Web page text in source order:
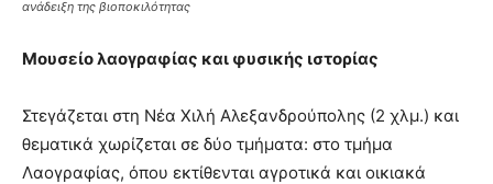
ανάδειξη της βιοποκιλότητας
Μουσείο λαογραφίας και φυσικής ιστορίας
Στεγάζεται στη Νέα Χιλή Αλεξανδρούπολης (2 χλμ.) και
θεματικά χωρίζεται σε δύο τμήματα: στο τμήμα
Λαογραφίας, όπου εκτίθενται αγροτικά και οικιακά